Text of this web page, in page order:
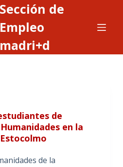
Sección de
Empleo
madri+d
de
en la
de la